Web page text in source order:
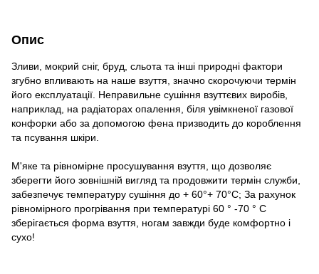
Опис
Зливи, мокрий сніг, бруд, сльота та інші природні фактори
згубно впливають на наше взуття, значно скорочуючи термін
його експлуатації. Неправильне сушіння взуттєвих виробів,
наприклад, на радіаторах опалення, біля увімкненої газової
конфорки або за допомогою фена призводить до короблення
та псування шкіри.
М'яке та рівномірне просушування взуття, що дозволяє
зберегти його зовнішній вигляд та продовжити термін служби,
забезпечує температуру сушіння до + 60°+ 70°С; За рахунок
рівномірного прогрівання при температурі 60 ° -70 ° С
зберігається форма взуття, ногам завжди буде комфортно і
сухо!